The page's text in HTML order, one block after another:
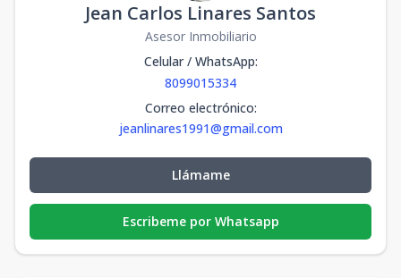
Jean Carlos Linares Santos
Asesor Inmobiliario
Celular / WhatsApp:
8099015334
Correo electrónico:
jeanlinares1991@gmail.com
Llámame
Escribeme por Whatsapp